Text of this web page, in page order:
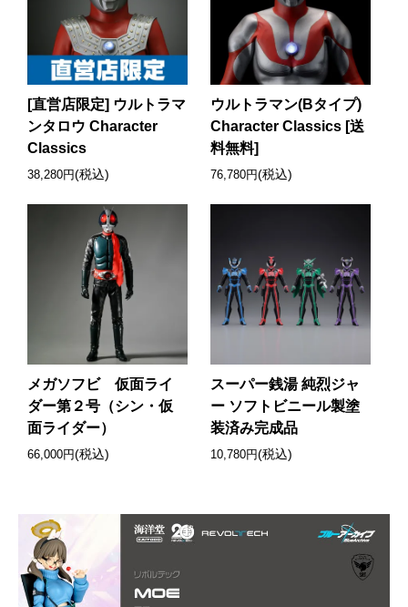
[直営店限定] ウルトラマ
ンタロウ Character
Classics
38,280円(税込)
ウルトラマン(Bタイプ)
Character Classics [送
料無料]
76,780円(税込)
メガソフビ 仮面ライ
ダー第２号（シン・仮
面ライダー）
66,000円(税込)
スーパー銭湯 純烈ジャ
ー ソフトビニール製塗
装済み完成品
10,780円(税込)